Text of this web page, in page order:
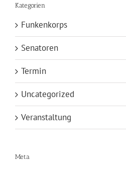
Kategorien
Funkenkorps
Senatoren
Termin
Uncategorized
Veranstaltung
Meta